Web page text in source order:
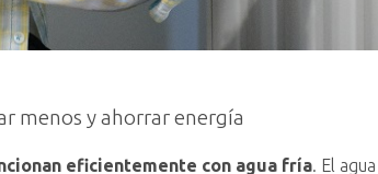
menos y ahorrar energía
eficientemente con agua fría. El